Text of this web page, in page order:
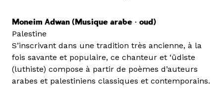
Moneim Adwan (Musique arabe • oud)
Palestine
S’inscrivant dans une tradition très ancienne, à la
fois savante et populaire, ce chanteur et ‘ûdiste
(luthiste) compose à partir de poèmes d’auteurs
arabes et palestiniens classiques et contemporains.